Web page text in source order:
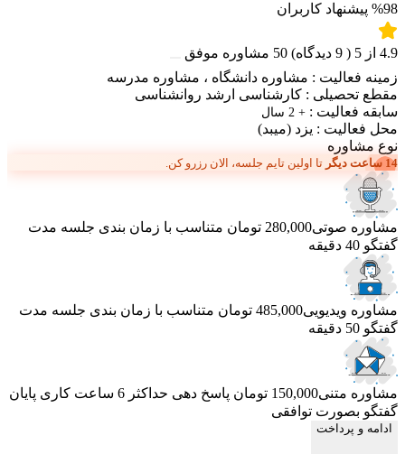
%98 پیشنهاد کاربران
4.9 از 5
(
9 دیدگاه) 50 مشاوره موفق
زمینه فعالیت : مشاوره دانشگاه ، مشاوره مدرسه
مقطع تحصیلی : کارشناسی ارشد روانشناسی
سابقه فعالیت : + 2 سال
محل فعالیت : یزد (میبد)
نوع مشاوره
14 ساعت دیگر تا اولین تایم جلسه، الان رزرو کن.
مشاوره صوتی280,000 تومان متناسب با زمان بندی جلسه مدت
گفتگو 40 دقیقه
مشاوره ویدیویی485,000 تومان متناسب با زمان بندی جلسه مدت
گفتگو 50 دقیقه
مشاوره متنی150,000 تومان پاسخ دهی حداکثر 6 ساعت کاری
پایان
گفتگو بصورت توافقی
ادامه و پرداخت